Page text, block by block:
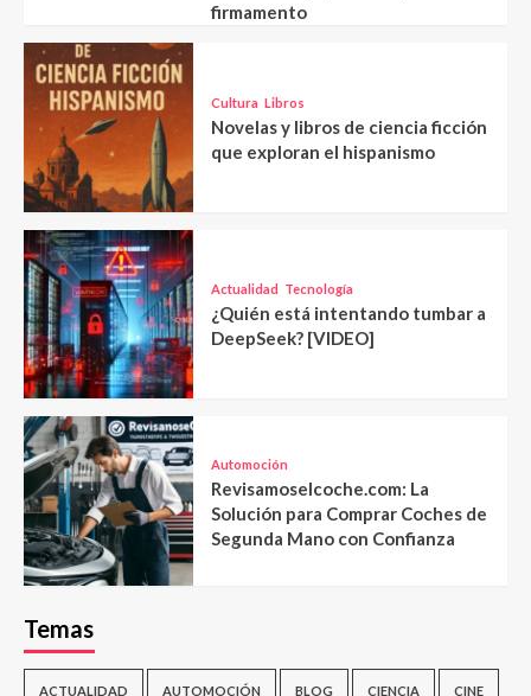
firmamento
Cultura Libros
Novelas y libros de ciencia ficción
que exploran el hispanismo
Actualidad Tecnología
¿Quién está intentando tumbar a
DeepSeek? [VIDEO]
Automoción
Revisamoselcoche.com: La
Solución para Comprar Coches de
Segunda Mano con Confianza
Temas
ACTUALIDAD AUTOMOCIÓN BLOG CIENCIA CINE